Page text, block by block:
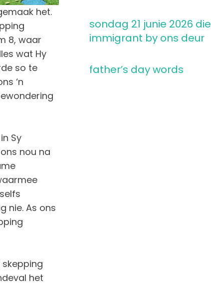
het.
8, waar
wat Hy
so te
‘n
Sy
nou na
nie. As ons
het
sondag 21 junie 2026 die
immigrant by ons deur
father’s day words